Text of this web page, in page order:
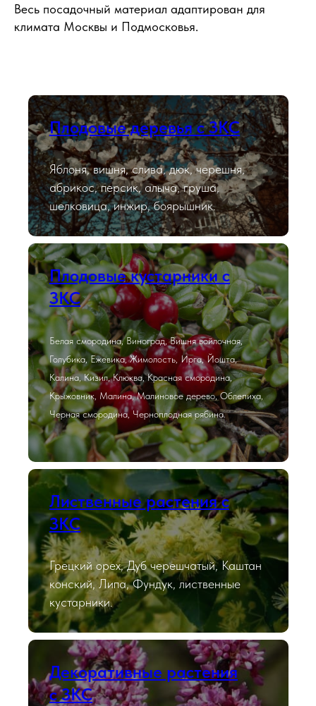
Весь посадочный материал адаптирован для
климата Москвы и Подмосковья.
Плодовые деревья с ЗКС
Яблоня, вишня, слива, дюк, черешня,
абрикос, персик, алыча, груша,
шелковица, инжир, боярышник.
Плодовые кустарники с
ЗКС
Белая смородина, Виноград, Вишня войлочная,
Голубика, Ежевика, Жимолость, Ирга, Йошта,
Калина, Кизил, Клюква, Красная смородина,
Крыжовник, Малина, Малиновое дерево, Облепиха,
Черная смородина, Черноплодная рябина.
Лиственные растения с
ЗКС
Грецкий орех, Дуб черешчатый, Каштан
конский, Липа, Фундук, лиственные
кустарники.
Декоративные растения
с ЗКС